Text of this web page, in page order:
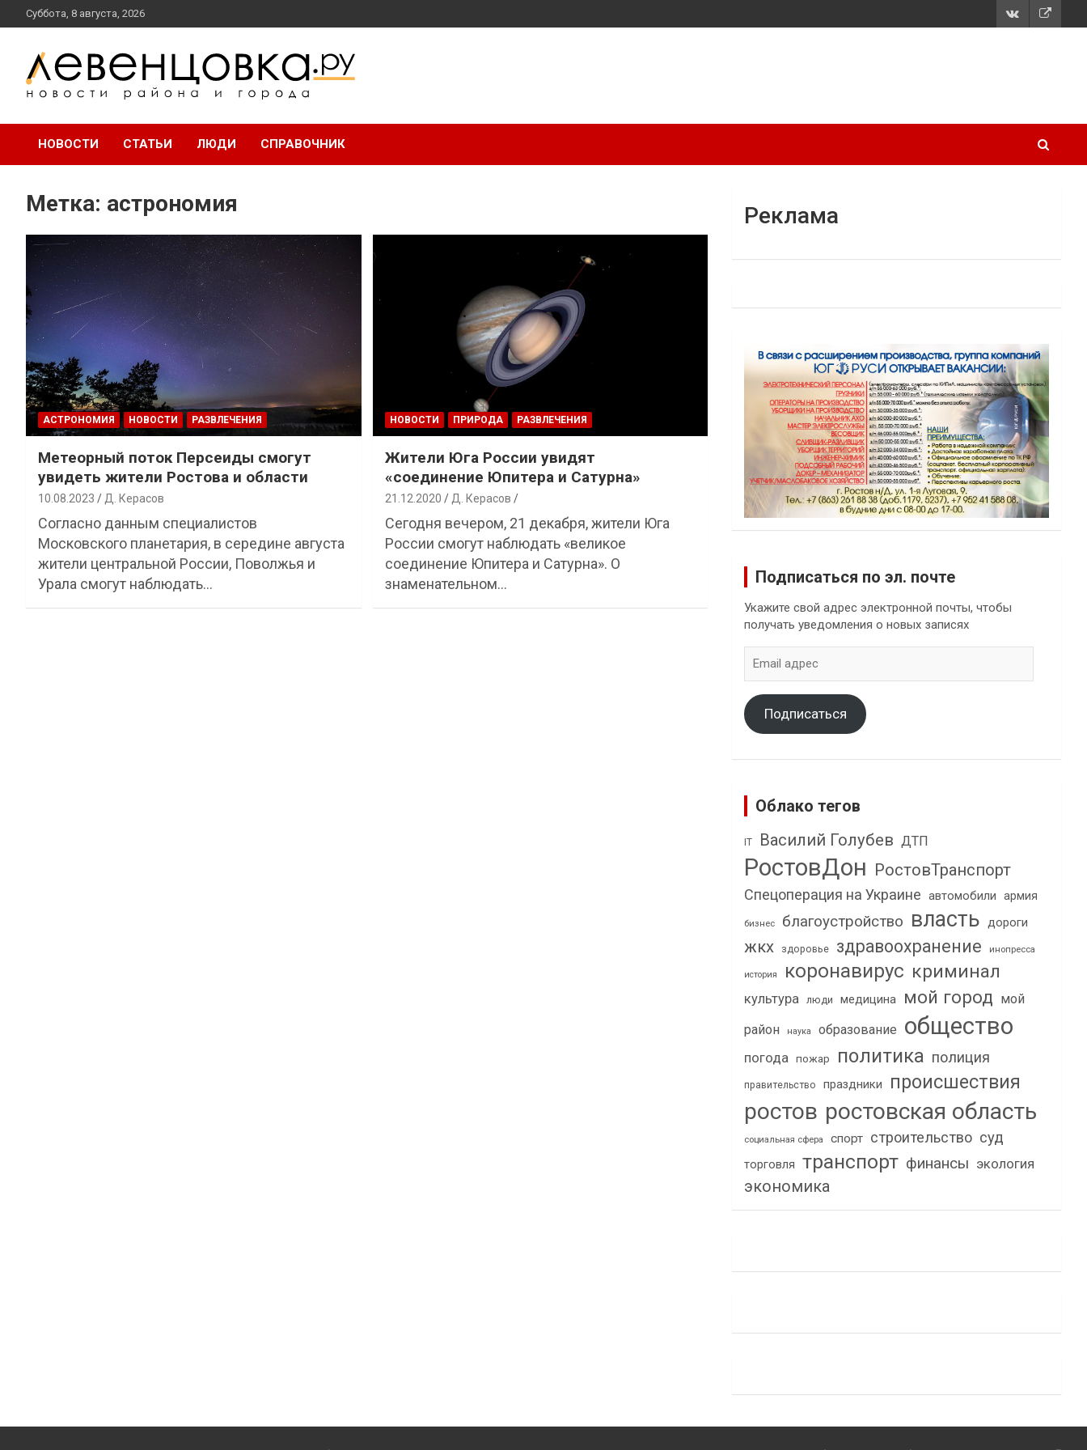
перейти
к
Суббота, 8 августа, 2026
Левенцовка Ру
НОВОСТИ СТАТЬИ ЛЮДИ СПРАВОЧНИК
Метка: астрономия
АСТРОНОМИЯ НОВОСТИ РАЗВЛЕЧЕНИЯ
Метеорный поток Персеиды смогут
увидеть жители Ростова и области
10.08.2023 Д. Керасов
Согласно данным специалистов
Московского планетария, в середине августа
жители центральной России, Поволжья и
Урала смогут наблюдать…
НОВОСТИ ПРИРОДА РАЗВЛЕЧЕНИЯ
Жители Юга России увидят
«соединение Юпитера и Сатурна»
21.12.2020 Д. Керасов
Сегодня вечером, 21 декабря, жители Юга
России смогут наблюдать «великое
соединение Юпитера и Сатурна». О
знаменательном…
Реклама
Подписаться по эл. почте
Укажите свой адрес электронной почты, чтобы
получать уведомления о новых записях
адрес
Подписаться
Облако тегов
IT Василий Голубев ДТП
РостовДон РостовТранспорт
Спецоперация на Украине автомобили армия
бизнес благоустройство власть дороги
жкх здоровье здравоохранение инопресса
история коронавирус криминал
культура люди медицина мой город мой
район
наука образование общество
погода пожар политика полиция
правительство праздники происшествия
ростов ростовская область
социальная сфера спорт строительство суд
торговля транспорт финансы экология
экономика